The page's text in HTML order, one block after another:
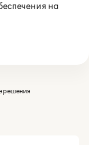
на
решения